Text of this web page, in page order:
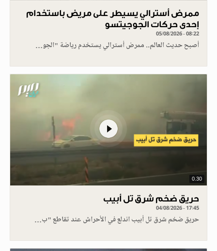
ممرض أسترالي يسيطر على مريض باستخدام
إحدى حركات الجوجيتسو
05/08/2026 - 08:22
أصبح حديث العالم.. ممرض أسترالي يستخدم رياضة "الجو…
0.30
حريق ضخم شرق تل أبيب
04/08/2026 - 17:45
حريق ضخم شرق تل أبيب اندلع في الأحراش عند تقاطع "ب…